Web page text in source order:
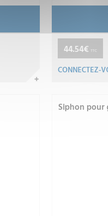
44.54€ TTC
CONNECTEZ-
Siphon pour